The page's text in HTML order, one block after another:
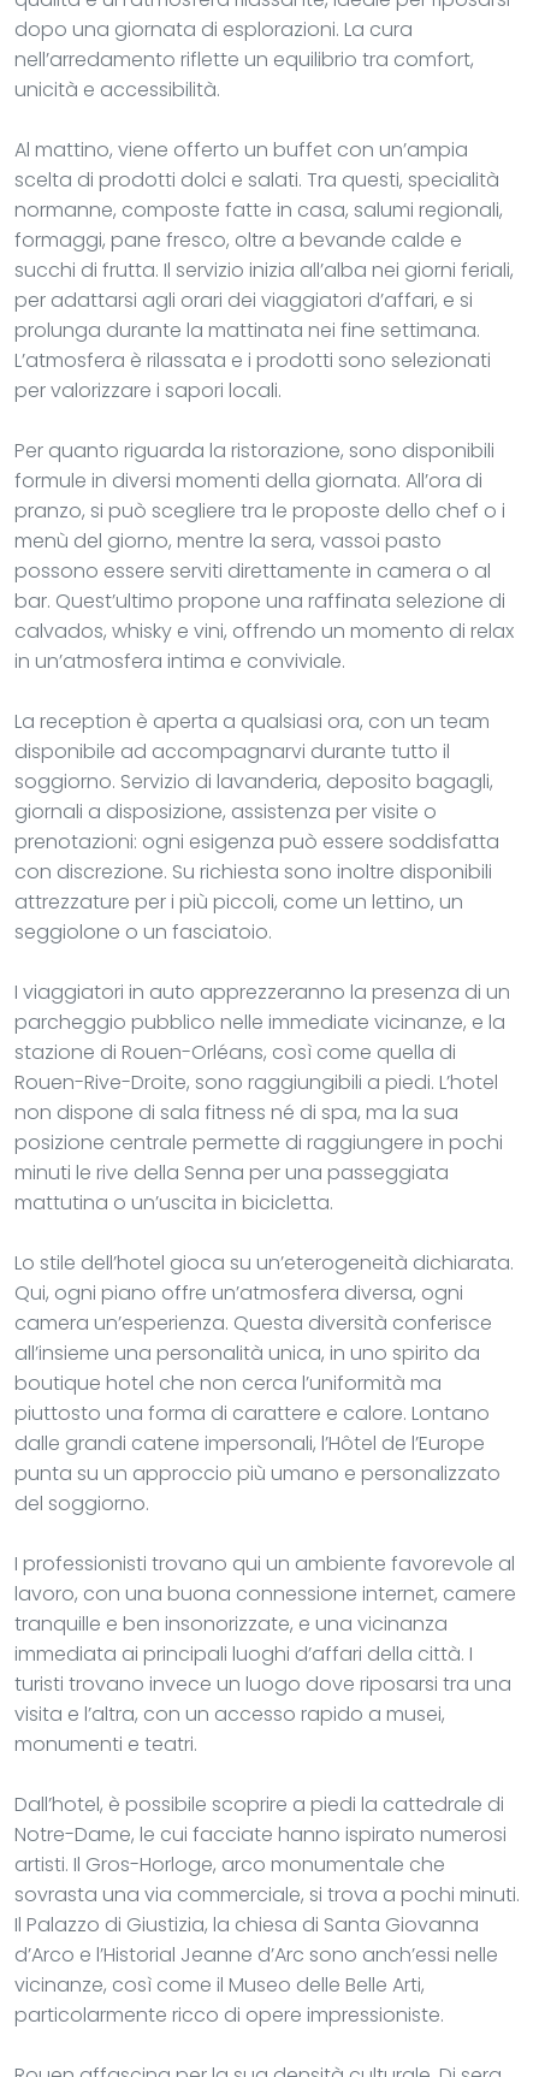
dopo una giornata di esplorazioni. La cura
nell’arredamento riflette un equilibrio tra comfort,
unicità e accessibilità.
Al mattino, viene offerto un buffet con un’ampia
scelta di prodotti dolci e salati. Tra questi, specialità
normanne, composte fatte in casa, salumi regionali,
formaggi, pane fresco, oltre a bevande calde e
succhi di frutta. Il servizio inizia all’alba nei giorni feriali,
per adattarsi agli orari dei viaggiatori d’affari, e si
prolunga durante la mattinata nei fine settimana.
L’atmosfera è rilassata e i prodotti sono selezionati
per valorizzare i sapori locali.
Per quanto riguarda la ristorazione, sono disponibili
formule in diversi momenti della giornata. All’ora di
pranzo, si può scegliere tra le proposte dello chef o i
menù del giorno, mentre la sera, vassoi pasto
possono essere serviti direttamente in camera o al
bar. Quest’ultimo propone una raffinata selezione di
calvados, whisky e vini, offrendo un momento di relax
in un’atmosfera intima e conviviale.
La reception è aperta a qualsiasi ora, con un team
disponibile ad accompagnarvi durante tutto il
soggiorno. Servizio di lavanderia, deposito bagagli,
giornali a disposizione, assistenza per visite o
prenotazioni: ogni esigenza può essere soddisfatta
con discrezione. Su richiesta sono inoltre disponibili
attrezzature per i più piccoli, come un lettino, un
seggiolone o un fasciatoio.
I viaggiatori in auto apprezzeranno la presenza di un
parcheggio pubblico nelle immediate vicinanze, e la
stazione di Rouen-Orléans, così come quella di
Rouen-Rive-Droite, sono raggiungibili a piedi. L’hotel
non dispone di sala fitness né di spa, ma la sua
posizione centrale permette di raggiungere in pochi
minuti le rive della Senna per una passeggiata
mattutina o un’uscita in bicicletta.
Lo stile dell’hotel gioca su un’eterogeneità dichiarata.
Qui, ogni piano offre un’atmosfera diversa, ogni
camera un’esperienza. Questa diversità conferisce
all’insieme una personalità unica, in uno spirito da
boutique hotel che non cerca l’uniformità ma
piuttosto una forma di carattere e calore. Lontano
dalle grandi catene impersonali, l’Hôtel de l’Europe
punta su un approccio più umano e personalizzato
del soggiorno.
I professionisti trovano qui un ambiente favorevole al
lavoro, con una buona connessione internet, camere
tranquille e ben insonorizzate, e una vicinanza
immediata ai principali luoghi d’affari della città. I
turisti trovano invece un luogo dove riposarsi tra una
visita e l’altra, con un accesso rapido a musei,
monumenti e teatri.
Dall’hotel, è possibile scoprire a piedi la cattedrale di
Notre-Dame, le cui facciate hanno ispirato numerosi
artisti. Il Gros-Horloge, arco monumentale che
sovrasta una via commerciale, si trova a pochi minuti.
Il Palazzo di Giustizia, la chiesa di Santa Giovanna
d’Arco e l’Historial Jeanne d’Arc sono anch’essi nelle
vicinanze, così come il Museo delle Belle Arti,
particolarmente ricco di opere impressioniste.